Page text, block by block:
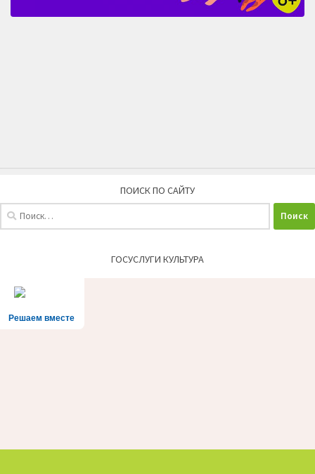
ПОИСК ПО САЙТУ
ГОСУСЛУГИ КУЛЬТУРА
Решаем вместе